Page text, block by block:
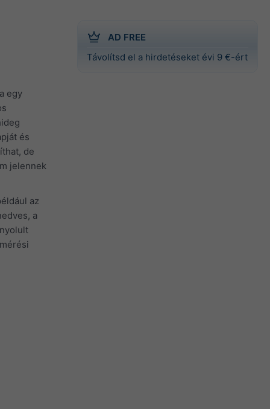
AD FREE
Távolítsd el a hirdetéseket évi 9 €-ért
egy
és
de
jelennek
az
a